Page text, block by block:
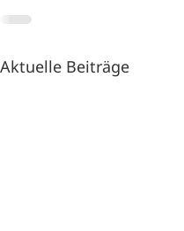
Aktuelle Beiträge